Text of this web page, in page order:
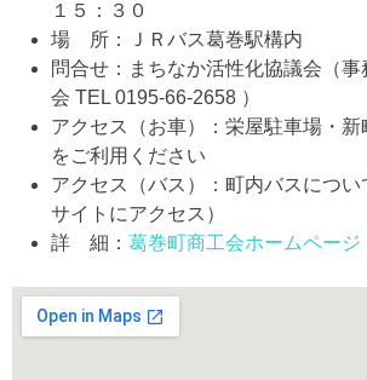
１５：３０
場 所：ＪＲバス葛巻駅構内
問合せ：まちなか活性化協議会（事
会 TEL 0195-66-2658 ）
アクセス（お車）：栄屋駐車場・
をご利用ください
アクセス（バス）：町内バスについ
サイトにアクセス）
詳 細： 葛巻町商工会ホームページ